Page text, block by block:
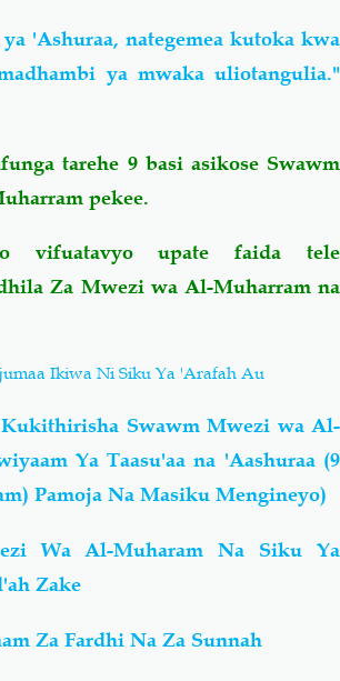
'Ashuraa, nategemea kutoka kwa
ya mwaka uliotangulia."
tarehe 9 basi asikose Swawm
pekee.
vifuatavyo upate faida tele
Za Mwezi wa Al-Muharram na
Ikiwa Ni Siku Ya 'Arafah Au
Swawm Mwezi wa Al-
Ya Taasu'aa na 'Aashuraa (9
Pamoja Na Masiku Mengineyo)
Wa Al-Muharam Na Siku Ya
Zake
Za Fardhi Na Za Sunnah